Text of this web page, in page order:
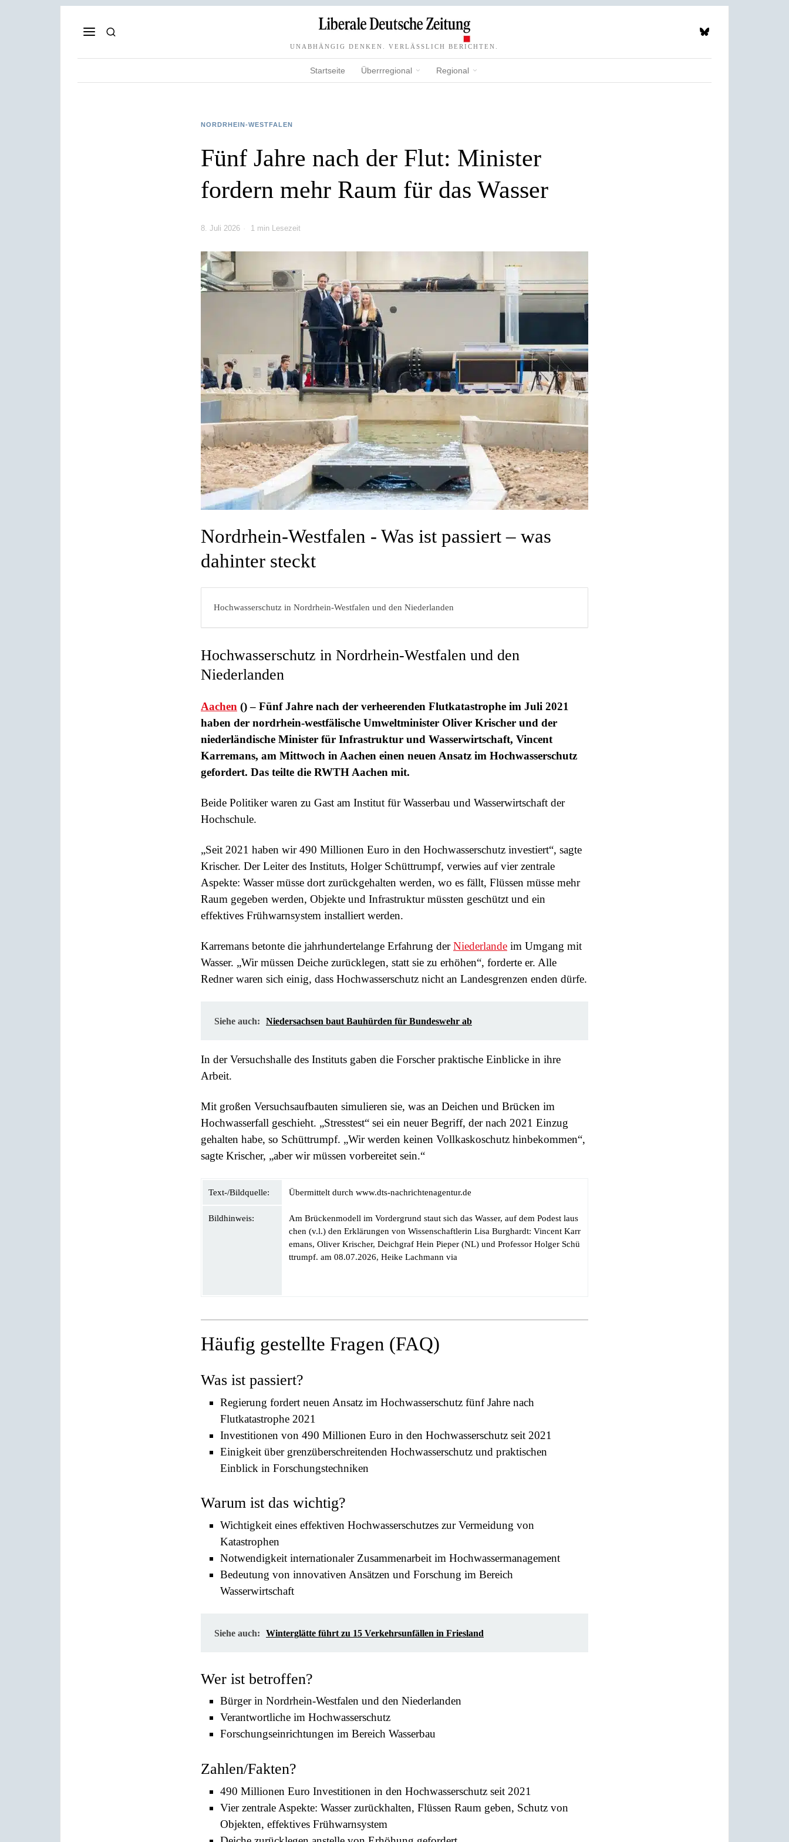
UNABHÄNGIG DENKEN. VERLÄSSLICH BERICHTEN.
Startseite Überrregional Regional
NORDRHEIN-WESTFALEN
Fünf Jahre nach der Flut: Minister
fordern mehr Raum für das Wasser
8. Juli 2026 1 min Lesezeit
Nordrhein-Westfalen - Was ist passiert – was
dahinter steckt
Hochwasserschutz in Nordrhein-Westfalen und den Niederlanden
Hochwasserschutz in Nordrhein-Westfalen und den
Niederlanden
Aachen () – Fünf Jahre nach der verheerenden Flutkatastrophe im Juli 2021
haben der nordrhein-westfälische Umweltminister Oliver Krischer und der
niederländische Minister für Infrastruktur und Wasserwirtschaft, Vincent
Karremans, am Mittwoch in Aachen einen neuen Ansatz im Hochwasserschutz
gefordert. Das teilte die RWTH Aachen mit.
Beide Politiker waren zu Gast am Institut für Wasserbau und Wasserwirtschaft der
Hochschule.
„Seit 2021 haben wir 490 Millionen Euro in den Hochwasserschutz investiert“, sagte
Krischer. Der Leiter des Instituts, Holger Schüttrumpf, verwies auf vier zentrale
Aspekte: Wasser müsse dort zurückgehalten werden, wo es fällt, Flüssen müsse mehr
Raum gegeben werden, Objekte und Infrastruktur müssten geschützt und ein
effektives Frühwarnsystem installiert werden.
Karremans betonte die jahrhundertelange Erfahrung derNiederlande im Umgang mit
Wasser. „Wir müssen Deiche zurücklegen, statt sie zu erhöhen“, forderte er. Alle
Redner waren sich einig, dass Hochwasserschutz nicht an Landesgrenzen enden dürfe.
Siehe auch: Niedersachsen baut Bauhürden für Bundeswehr ab
In der Versuchshalle des Instituts gaben die Forscher praktische Einblicke in ihre
Arbeit.
Mit großen Versuchsaufbauten simulieren sie, was an Deichen und Brücken im
Hochwasserfall geschieht. „Stresstest“ sei ein neuer Begriff, der nach 2021 Einzug
gehalten habe, so Schüttrumpf. „Wir werden keinen Vollkaskoschutz hinbekommen“,
sagte Krischer, „aber wir müssen vorbereitet sein.“
Text-/Bildquelle: Übermittelt durch www.dts-nachrichtenagentur.de
Bildhinweis:
Am Brückenmodell im Vordergrund staut sich das Wasser, auf dem Podest laus
chen (v.l.) den Erklärungen von Wissenschaftlerin Lisa Burghardt: Vincent Karr
emans, Oliver Krischer, Deichgraf Hein Pieper (NL) und Professor Holger Schü
ttrumpf. am 08.07.2026, Heike Lachmann via
Häufig gestellte Fragen (FAQ)
Was ist passiert?
Regierung fordert neuen Ansatz im Hochwasserschutz fünf Jahre nach
Flutkatastrophe 2021
Investitionen von 490 Millionen Euro in den Hochwasserschutz seit 2021
Einigkeit über grenzüberschreitenden Hochwasserschutz und praktischen
Einblick in Forschungstechniken
Warum ist das wichtig?
Wichtigkeit eines effektiven Hochwasserschutzes zur Vermeidung von
Katastrophen
Notwendigkeit internationaler Zusammenarbeit im Hochwassermanagement
Bedeutung von innovativen Ansätzen und Forschung im Bereich
Wasserwirtschaft
Siehe auch: Winterglätte führt zu 15 Verkehrsunfällen in Friesland
Wer ist betroffen?
Bürger in Nordrhein-Westfalen und den Niederlanden
Verantwortliche im Hochwasserschutz
Forschungseinrichtungen im Bereich Wasserbau
Zahlen/Fakten?
490 Millionen Euro Investitionen in den Hochwasserschutz seit 2021
Vier zentrale Aspekte: Wasser zurückhalten, Flüssen Raum geben, Schutz von
Objekten, effektives Frühwarnsystem